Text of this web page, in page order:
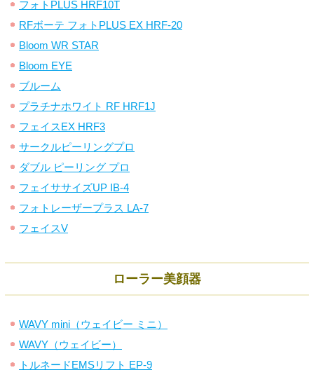
フォトPLUS HRF10T
RFボーテ フォトPLUS EX HRF-20
Bloom WR STAR
Bloom EYE
ブルーム
プラチナホワイト RF HRF1J
フェイスEX HRF3
サークルピーリングプロ
ダブル ピーリング プロ
フェイササイズUP IB-4
フォトレーザープラス LA-7
フェイスV
ローラー美顔器
WAVY mini（ウェイビー ミニ）
WAVY（ウェイビー）
トルネードEMSリフト EP-9